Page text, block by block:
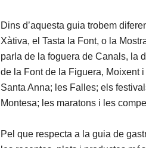
Dins d’aquesta guia trobem
Xàtiva, el Tasta la Font, o la
parla de la foguera de Canals, la
de la Font de la Figuera, Moixent
Santa Anna; les Falles; els
Montesa; les maratons i les
Pel que respecta a la guia de